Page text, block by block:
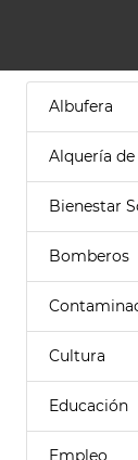
Albufera
Alquería
Bienestar
Bomberos
Cultura
Educación
Empleo